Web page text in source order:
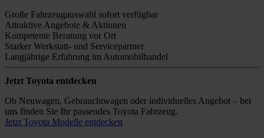
Große Fahrzeugauswahl sofort verfügbar
Attraktive Angebote & Aktionen
Kompetente Beratung vor Ort
Starker Werkstatt- und Servicepartner
Langjährige Erfahrung im Automobilhandel
Jetzt Toyota entdecken
Ob Neuwagen, Gebrauchtwagen oder individuelles Angebot – bei
uns finden Sie Ihr passendes Toyota Fahrzeug.
Jetzt Toyota Modelle entdecken